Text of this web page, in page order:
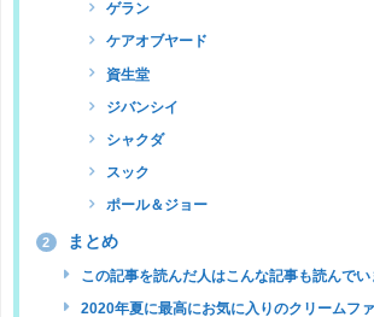
ゲラン
ケアオブヤード
資生堂
ジバンシイ
シャクダ
スック
ポール＆ジョー
2 まとめ
この記事を読んだ人はこんな記事も読んでい
2020年夏に最高にお気に入りのクリームファ